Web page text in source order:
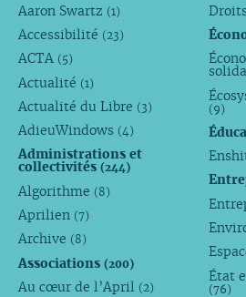
Aaron Swartz (1)
Accessibilité (23)
ACTA (5)
Actualité (1)
Actualité du Libre (3)
AdieuWindows (4)
Administrations et
collectivités (244)
Algorithme (8)
Aprilien (7)
Archive (8)
Associations (200)
Au cœur de l’April (2)
(9)
État
(76)